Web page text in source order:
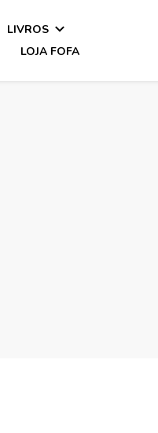
LIVROS
LOJA FOFA